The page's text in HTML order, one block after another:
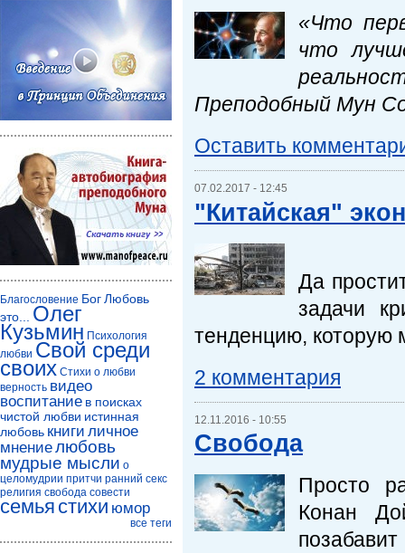
«Что
что
Преподобный Мун
Оставить
07.02.2017 - 12:45
"Китайская"
Да
задачи
тенденцию,
2 комментария
12.11.2016 - 10:55
Свобода
Просто
Конан
Благословение БогЛюбовь
это...
Олег
Кузьмин Психология
любви Свой среди
своих Стихи о любви
верность видео
воспитание в поисках
чистой любви истинная
любовь книги личное
мнениелюбовь
мудрые мысли о
целомудрии притчи ранний секс
религия свобода совести
семья стихи юмор
все теги